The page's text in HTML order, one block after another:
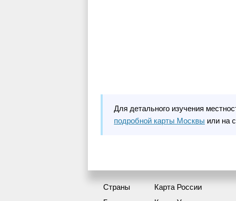
Для детального изучения
подробной карты Москвы или на
Страны
Карта России